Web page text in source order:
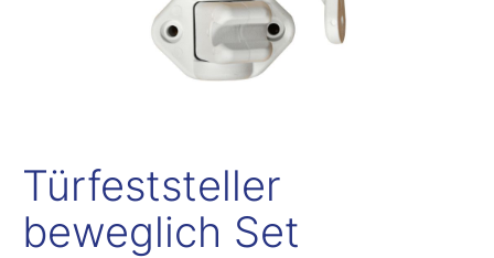
Türfeststeller
beweglich Set